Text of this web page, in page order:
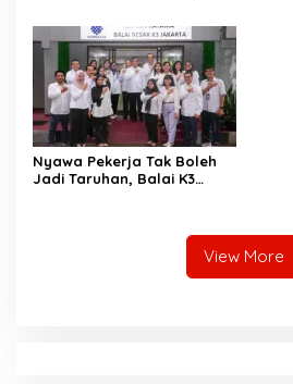
Nyawa Pekerja Tak Boleh
Jadi Taruhan, Balai K3
View More